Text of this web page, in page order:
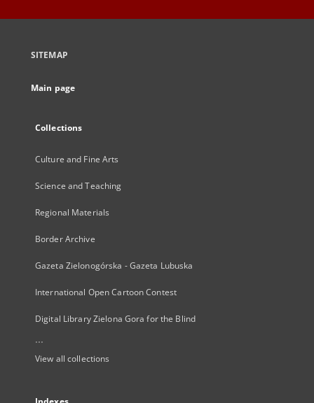
SITEMAP
Main page
Collections
Culture and Fine Arts
Science and Teaching
Regional Materials
Border Archive
Gazeta Zielonogórska - Gazeta Lubuska
International Open Cartoon Contest
Digital Library Zielona Gora for the Blind
...
View all collections